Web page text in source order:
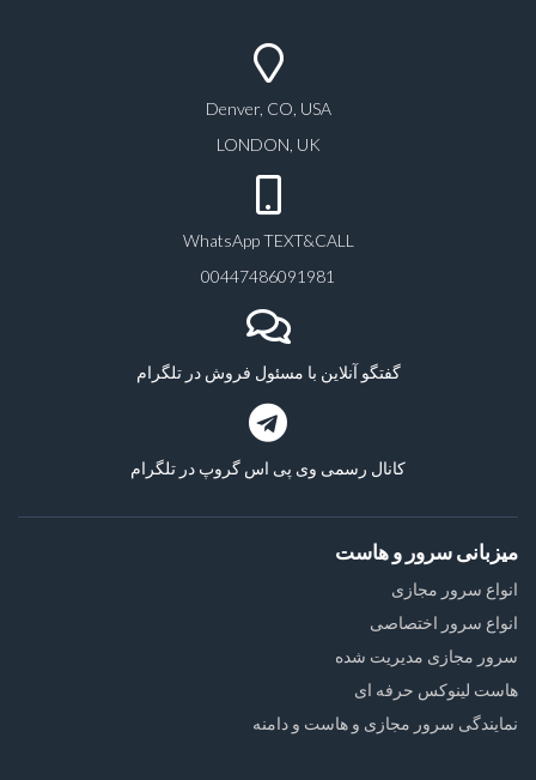
Denver, CO, USA
LONDON, UK
WhatsApp TEXT&CALL
00447486091981
گفتگو آنلاین با مسئول فروش در تلگرام
کانال رسمی وی پی اس گروپ در تلگرام
میزبانی سرور و هاست
انواع سرور مجازی
انواع سرور اختصاصی
سرور مجازی مدیریت شده
هاست لینوکس حرفه ای
نمایندگی سرور مجازی و هاست و دامنه